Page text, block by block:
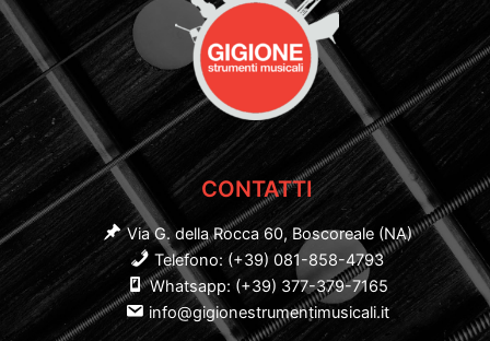
CONTATTI
Via G. della Rocca 60, Boscoreale (NA)
Telefono: (+39) 081-858-4793
Whatsapp: (+39) 377-379-7165
info@gigionestrumentimusicali.it